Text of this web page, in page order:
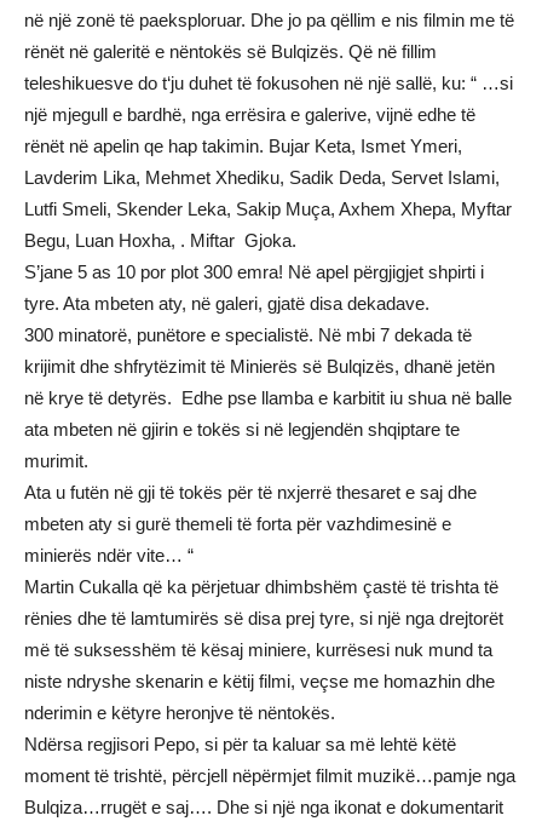
në një zonë të paeksploruar. Dhe jo pa qëllim e nis filmin me të
rënët në galeritë e nëntokës së Bulqizës. Që në fillim
teleshikuesve do t‘ju duhet të fokusohen në një sallë, ku: “ …si
një mjegull e bardhë, nga errësira e galerive, vijnë edhe të
rënët në apelin qe hap takimin. Bujar Keta, Ismet Ymeri,
Lavderim Lika, Mehmet Xhediku, Sadik Deda, Servet Islami,
Lutfi Smeli, Skender Leka, Sakip Muça, Axhem Xhepa, Myftar
Begu, Luan Hoxha, . Miftar Gjoka.
S’jane 5 as 10 por plot 300 emra! Në apel përgjigjet shpirti i
tyre. Ata mbeten aty, në galeri, gjatë disa dekadave.
300 minatorë, punëtore e specialistë. Në mbi 7 dekada të
krijimit dhe shfrytëzimit të Minierës së Bulqizës, dhanë jetën
në krye të detyrës. Edhe pse llamba e karbitit iu shua në balle
ata mbeten në gjirin e tokës si në legjendën shqiptare te
murimit.
Ata u futën në gji të tokës për të nxjerrë thesaret e saj dhe
mbeten aty si gurë themeli të forta për vazhdimesinë e
minierës ndër vite… “
Martin Cukalla që ka përjetuar dhimbshëm çastë të trishta të
rënies dhe të lamtumirës së disa prej tyre, si një nga drejtorët
më të suksesshëm të kësaj miniere, kurrësesi nuk mund ta
niste ndryshe skenarin e këtij filmi, veçse me homazhin dhe
nderimin e këtyre heronjve të nëntokës.
Ndërsa regjisori Pepo, si për ta kaluar sa më lehtë këtë
moment të trishtë, përcjell nëpërmjet filmit muzikë…pamje nga
Bulqiza…rrugët e saj…. Dhe si një nga ikonat e dokumentarit